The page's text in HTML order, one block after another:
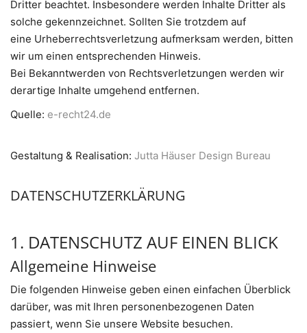
Dritter beachtet. Insbesondere werden Inhalte Dritter als
solche gekennzeichnet. Sollten Sie trotzdem auf
eine Urheberrechtsverletzung aufmerksam werden, bitten
wir um einen entsprechenden Hinweis.
Bei Bekanntwerden von Rechtsverletzungen werden wir
derartige Inhalte umgehend entfernen.
Quelle: e-recht24.de
Gestaltung & Realisation: Jutta Häuser Design Bureau
DATENSCHUTZERKLÄRUNG
1. DATENSCHUTZ AUF EINEN BLICK
Allgemeine Hinweise
Die folgenden Hinweise geben einen einfachen Überblick
darüber, was mit Ihren personenbezogenen Daten
passiert, wenn Sie unsere Website besuchen.